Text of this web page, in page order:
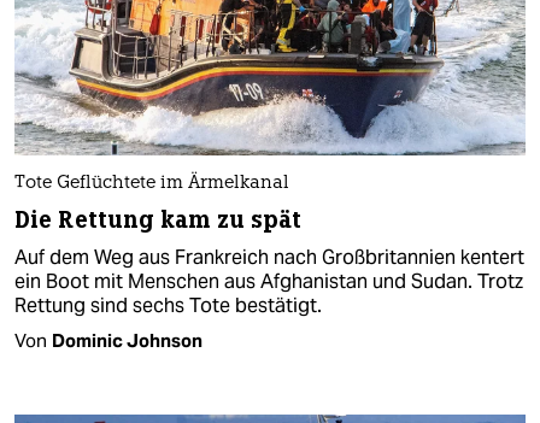
Tote Geflüchtete im Ärmelkanal
Die Rettung kam zu spät
Auf dem Weg aus Frankreich nach Großbritannien kentert
ein Boot mit Menschen aus Afghanistan und Sudan. Trotz
Rettung sind sechs Tote bestätigt.
Von Dominic Johnson